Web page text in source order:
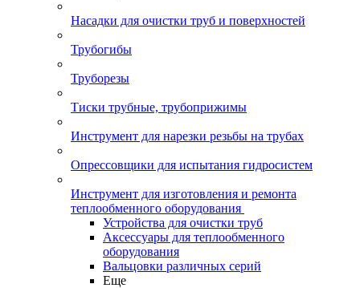
Насадки для очистки труб и поверхностей
Трубогибы
Труборезы
Тиски трубные, трубоприжимы
Инструмент для нарезки резьбы на трубах
Опрессовщики для испытания гидросистем
Инструмент для изготовления и ремонта
теплообменного оборудования
Устройства для очистки труб
Аксессуары для теплообменного
оборудования
Вальцовки различных серий
Еще